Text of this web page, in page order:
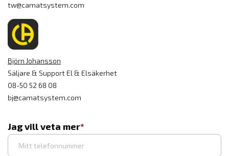
tw@camatsystem.com
Björn Johansson
Säljare & Support El & Elsäkerhet
08-50 52 68 08
bj@camatsystem.com
Jag vill veta mer